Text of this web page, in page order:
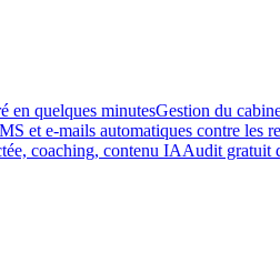
en quelques minutesGestion du
et e-mails automatiques contre les
coaching, contenu IAAudit gratuit